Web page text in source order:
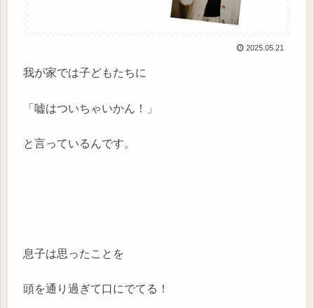
2025.05.21
我が家では子どもたちに
「嘘はついちゃいかん！」
と言っているんです。
息子は思ったことを
頭を通り過ぎて口にでてる！